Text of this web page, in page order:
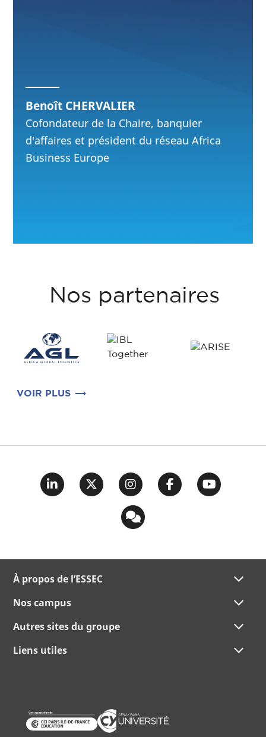
Benoît CHERVALIER
Cofondateur de la Chaire, banquier
d'affaires et président du réseau Africa
Business Europe
Nos partenaires
VOIR PLUS
À propos de l’ESSEC
Nos campus
Autres sites du groupe
Liens utiles